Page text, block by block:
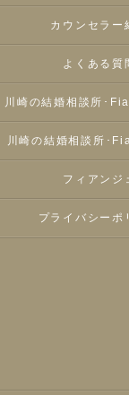
カウンセラー
よくある質
川崎の結婚相談所･
フィアンジ
プライバシーポ